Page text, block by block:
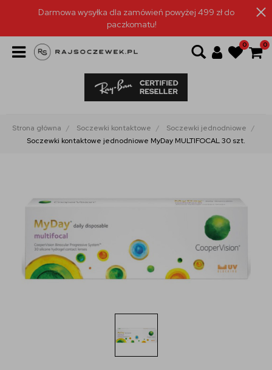
Darmowa wysyłka dla zamówień powyżej 499 zł do
paczkomatu!
0 0
Strona główna Soczewki kontaktowe
Soczewki jednodniowe
Soczewki kontaktowe jednodniowe MyDay MULTIFOCAL 30 szt.